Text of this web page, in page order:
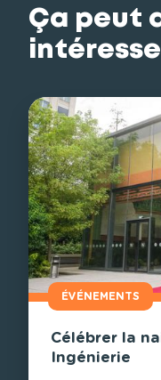
Ça peut
ÉVÉNEMENTS
Célébrer la
Ingénierie